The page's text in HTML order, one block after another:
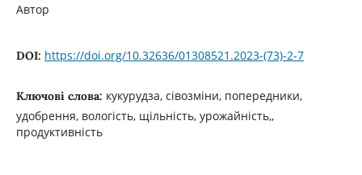
Автор
DOI: https://doi.org/10.32636/01308521.2023-(73)-2-7
Ключові слова: кукурудза, сівозміни, попередники,
удобрення, вологість, щільність, урожайність,,
продуктивність